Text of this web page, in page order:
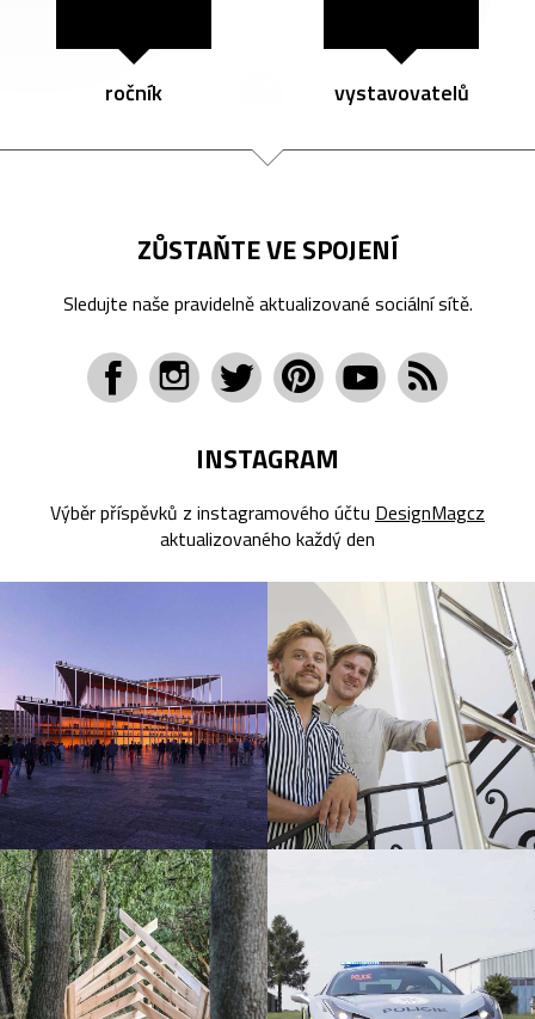
ročník vystavovatelů
ZŮSTAŇTE VE SPOJENÍ
Sledujte naše pravidelně aktualizované sociální sítě.
INSTAGRAM
Výběr příspěvků z instagramového účtu DesignMagcz
aktualizovaného každý den